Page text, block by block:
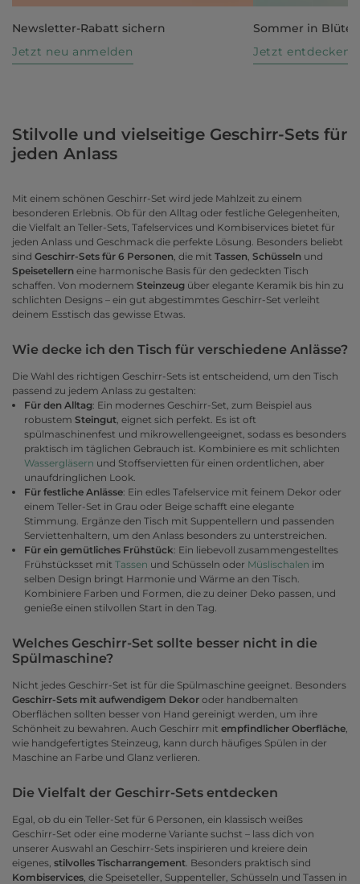
Newsletter-Rabatt sichern
Jetzt neu anmelden
Sommer in Blüte
Jetzt entdecken
Stilvolle und vielseitige Geschirr-Sets für
jeden Anlass
Mit einem schönen Geschirr-Set wird jede Mahlzeit zu einem
besonderen Erlebnis. Ob für den Alltag oder festliche Gelegenheiten,
die Vielfalt an Teller-Sets, Tafelservices und Kombiservices bietet für
jeden Anlass und Geschmack die perfekte Lösung. Besonders beliebt
sind Geschirr-Sets für 6 Personen , die mit Tassen Schüsseln und
Speisetellern eine harmonische Basis für den gedeckten Tisch
schaffen. Von modernem Steinzeug über elegante Keramik bis hin zu
schlichten Designs – ein gut abgestimmtes Geschirr-Set verleiht
deinem Esstisch das gewisse Etwas.
Wie decke ich den Tisch für verschiedene Anlässe?
Die Wahl des richtigen Geschirr-Sets ist entscheidend, um den Tisch
passend zu jedem Anlass zu gestalten:
Für den Alltag: Ein modernes Geschirr-Set, zum Beispiel aus
robustem Steingut , eignet sich perfekt. Es ist oft
spülmaschinenfest und mikrowellengeeignet, sodass es besonders
praktisch im täglichen Gebrauch ist. Kombiniere es mit schlichten
Wassergläsern und Stoffservietten für einen ordentlichen, aber
unaufdringlichen Look.
Für festliche Anlässe: Ein edles Tafelservice mit feinem Dekor oder
einem Teller-Set in Grau oder Beige schafft eine elegante
Stimmung. Ergänze den Tisch mit Suppentellern und passenden
Serviettenhaltern, um den Anlass besonders zu unterstreichen.
Für ein gemütliches Frühstück: Ein liebevoll zusammengestelltes
Frühstücksset mit Tassen und Schüsseln oder Müslischalen im
selben Design bringt Harmonie und Wärme an den Tisch.
Kombiniere Farben und Formen, die zu deiner Deko passen, und
genieße einen stilvollen Start in den Tag.
Welches Geschirr-Set sollte besser nicht in die
Spülmaschine?
Nicht jedes Geschirr-Set ist für die Spülmaschine geeignet. Besonders
Geschirr-Sets mit aufwendigem Dekor oder handbemalten
Oberflächen sollten besser von Hand gereinigt werden, um ihre
Schönheit zu bewahren. Auch Geschirr mit empfindlicher Oberfläche
wie handgefertigtes Steinzeug, kann durch häufiges Spülen in der
Maschine an Farbe und Glanz verlieren.
Die Vielfalt der Geschirr-Sets entdecken
Egal, ob du ein Teller-Set für 6 Personen, ein klassisch weißes
Geschirr-Set oder eine moderne Variante suchst – lass dich von
unserer Auswahl an Geschirr-Sets inspirieren und kreiere dein
eigenes, stilvolles Tischarrangement . Besonders praktisch sind
Kombiservices , die Speiseteller, Suppenteller, Schüsseln und Tassen in